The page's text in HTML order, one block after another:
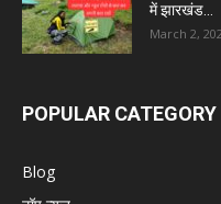
में झारखंड...
March 2,
POPULAR CATEGORY
Blog